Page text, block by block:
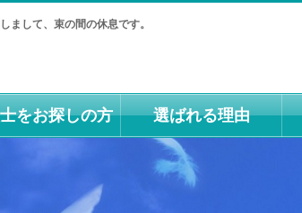
まして、束の間の休息です。
をお探しの方 選ばれる理由